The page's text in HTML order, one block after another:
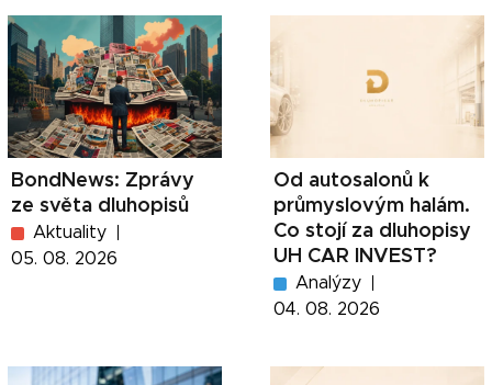
BondNews: Zprávy
ze světa dluhopisů
Aktuality
05. 08. 2026
Od autosalonů k
průmyslovým halám.
Co stojí za dluhopisy
UH CAR INVEST?
Analýzy
04. 08. 2026